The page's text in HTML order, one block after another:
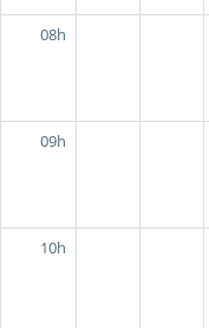
08h
09h
10h